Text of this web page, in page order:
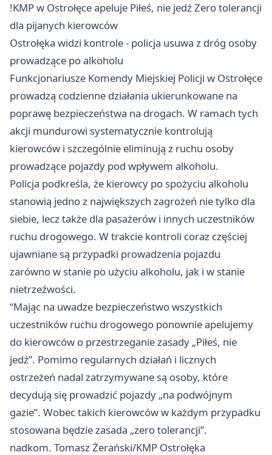
!KMP w Ostrołęce apeluje Piłeś, nie jedź Zero tolerancji
dla pijanych kierowców
Ostrołęka widzi kontrole - policja usuwa z dróg osoby
prowadzące po alkoholu
Funkcjonariusze Komendy Miejskiej Policji w Ostrołęce
prowadzą codzienne działania ukierunkowane na
poprawę bezpieczeństwa na drogach. W ramach tych
akcji mundurowi systematycznie kontrolują
kierowców i szczególnie eliminują z ruchu osoby
prowadzące pojazdy pod wpływem alkoholu.
Policja podkreśla, że kierowcy po spożyciu alkoholu
stanowią jedno z największych zagrożeń nie tylko dla
siebie, lecz także dla pasażerów i innych uczestników
ruchu drogowego. W trakcie kontroli coraz częściej
ujawniane są przypadki prowadzenia pojazdu
zarówno w stanie po użyciu alkoholu, jak i w stanie
nietrzeźwości.
“Mając na uwadze bezpieczeństwo wszystkich
uczestników ruchu drogowego ponownie apelujemy
do kierowców o przestrzeganie zasady „Piłeś, nie
jedź”. Pomimo regularnych działań i licznych
ostrzeżeń nadal zatrzymywane są osoby, które
decydują się prowadzić pojazdy „na podwójnym
gazie”. Wobec takich kierowców w każdym przypadku
stosowana będzie zasada „zero tolerancji”.
nadkom. Tomasz Żerański/KMP Ostrołęka